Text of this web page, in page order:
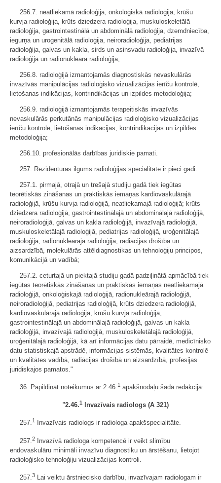
256.7. neatliekamā radioloģija, onkoloģiskā radioloģija, krūšu
kurvja radioloģija, krūts dziedzera radioloģija, muskuloskeletālā
radioloģija, gastrointestinālā un abdominālā radioloģija, dzemdniecība,
iegurņa un uroģenitālā radioloģija, neiroradioloģija, pediatrijas
radioloģija, galvas un kakla, sirds un asinsvadu radioloģija, invazīvā
radioloģija un radionukleārā radioloģija;
256.8. radioloģijā izmantojamās diagnostiskās nevaskulārās
invazīvās manipulācijas radioloģisko vizualizācijas ierīču kontrolē,
lietošanas indikācijas, kontrindikācijas un izpildes metodoloģija;
256.9. radioloģijā izmantojamās terapeitiskās invazīvās
nevaskulārās perkutānās manipulācijas radioloģisko vizualizācijas
ierīču kontrolē, lietošanas indikācijas, kontrindikācijas un izpildes
metodoloģija;
256.10. profesionālās darbības juridiskie pamati.
257. Rezidentūras ilgums radioloģijas specialitātē ir pieci gadi:
257.1. pirmajā, otrajā un trešajā studiju gadā tiek iegūtas
teorētiskās zināšanas un praktiskās iemaņas kardiovaskulārajā
radioloģijā, krūšu kurvja radioloģijā, neatliekamajā radioloģijā; krūts
dziedzera radioloģijā, gastrointestinālajā un abdominālajā radioloģijā,
neiroradioloģijā, galvas un kakla radioloģijā, invazīvajā radioloģijā,
muskuloskeletālajā radioloģijā, pediatrijas radioloģijā, uroģenitālajā
radioloģijā, radionukleārajā radioloģijā, radiācijas drošībā un
aizsardzībā, molekulārās attēldiagnostikas un tehnoloģiju principos,
komunikācijā un vadībā;
257.2. ceturtajā un piektajā studiju gadā padziļinātā apmācībā tiek
iegūtas teorētiskās zināšanas un praktiskās iemaņas neatliekamajā
radioloģijā, onkoloģiskajā radioloģijā, radionukleārajā radioloģijā,
neiroradioloģijā, pediatrijas radioloģijā, krūts dziedzera radioloģijā,
kardiovaskulārajā radioloģijā, krūšu kurvja radioloģijā,
gastrointestinālajā un abdominālajā radioloģijā, galvas un kakla
radioloģijā, invazīvajā radioloģijā, muskuloskeletālajā radioloģijā,
uroģenitālajā radioloģijā, kā arī informācijas datu pārraidē, medicīnisko
datu statistiskajā apstrādē, informācijas sistēmās, kvalitātes kontrolē
un kvalitātes vadībā, radiācijas drošībā un aizsardzībā, profesijas
juridiskajos pamatos."
36. Papildināt noteikumus ar 2.46.1 apakšnodaļu šādā redakcijā:
"2.46.1Invazīvais radiologs (A 321)
257.1 Invazīvais radiologs ir radiologa apakšspecialitāte.
257.2
Invazīvā radiologa kompetencē ir veikt slimību
endovaskulāru minimāli invazīvu diagnostiku un ārstēšanu, lietojot
radioloģisko tehnoloģiju vizualizācijas kontroli.
257.3 Lai veiktu ārstniecisko darbību, invazīvajam radiologam ir